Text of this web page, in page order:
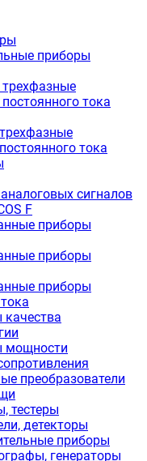
приборы
тока
тока
сигналов
F
приборы
приборы
приборы
мощности
преобразователи
тестеры
детекторы
приборы
генераторы